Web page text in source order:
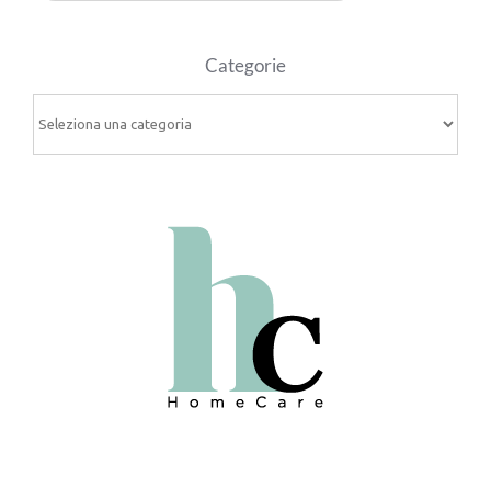
Categorie